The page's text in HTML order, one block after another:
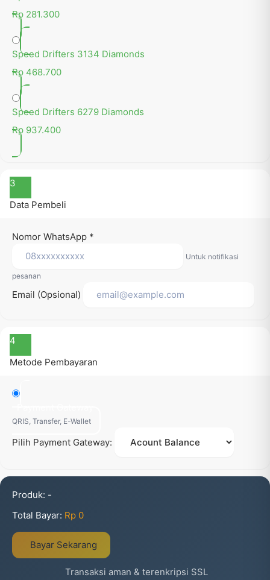
Rp 281.300
Speed Drifters 3134 Diamonds
Rp 468.700
Speed Drifters 6279 Diamonds
Rp 937.400
3
Data Pembeli
Nomor WhatsApp *
Untuk notifikasi
pesanan
Email (Opsional)
4
Metode Pembayaran
QRIS, Transfer, E-Wallet
Pilih Payment Gateway:
Produk: -
Total Bayar: Rp 0
Bayar Sekarang
Transaksi aman & terenkripsi SSL